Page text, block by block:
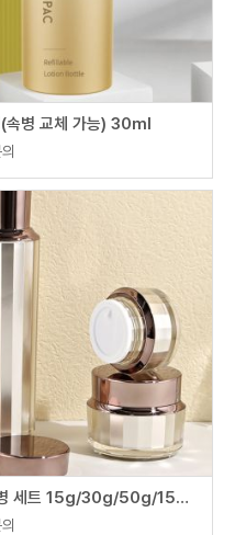
병 교체 가능) 30ml
ABS/PP/아크릴 크림 에센스 앰플병 세트 15g/30g/50g/15ml/30ml/50ml/100ml/120ml